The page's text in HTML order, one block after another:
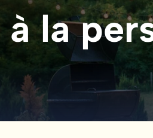
à la